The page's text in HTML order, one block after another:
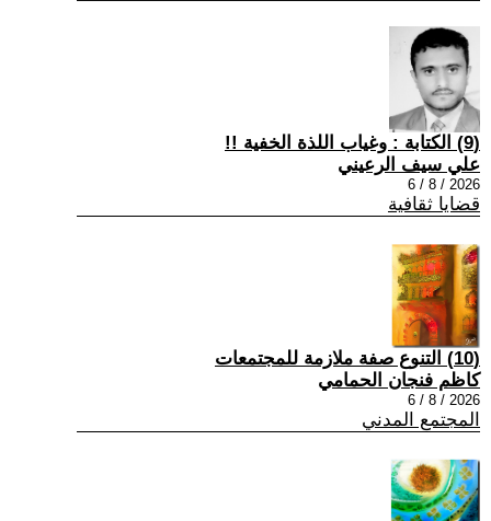
(9) الكتابة : وغياب اللذة الخفية !!
علي سيف الرعيني
2026 / 8 / 6
قضايا ثقافية
(10) التنوع صفة ملازمة للمجتمعات
كاظم فنجان الحمامي
2026 / 8 / 6
المجتمع المدني